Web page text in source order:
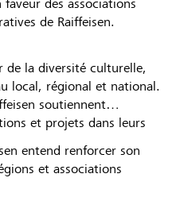
des associations
de Raiffeisen.
de la diversité culturelle,
local, régional et national.
soutiennent
et projets dans leurs
entend renforcer son
et associations